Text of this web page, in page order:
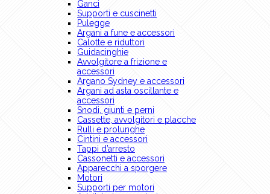
Ganci
Supporti e cuscinetti
Pulegge
Argani a fune e accessori
Calotte e riduttori
Guidacinghie
Avvolgitore a frizione e
accessori
Argano Sydney e accessori
Argani ad asta oscillante e
accessori
Snodi, giunti e perni
Cassette, avvolgitori e placche
Rulli e prolunghe
Cintini e accessori
Tappi d’arresto
Cassonetti e accessori
Apparecchi a sporgere
Motori
Supporti per motori